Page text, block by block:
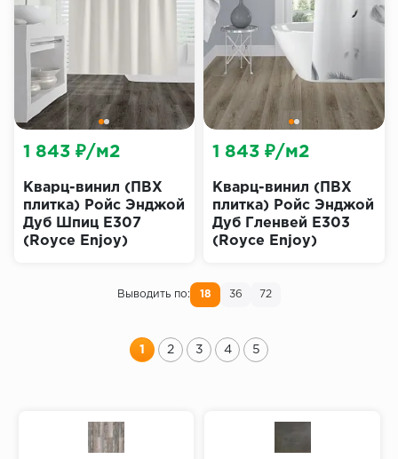
Кварц-винил (ПВХ
плитка) Ройс Энджой
Дуб Шпиц Е307
(Royce Enjoy)
1 843 ₽/м2
Кварц-винил (ПВХ
плитка) Ройс Энджой
Дуб Гленвей Е303
(Royce Enjoy)
1 843 ₽/м2
Выводить по: 18 36 72
1 2 3 4 5